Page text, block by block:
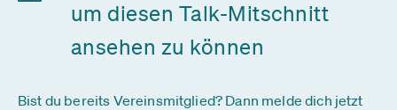
um diesen Talk-Mitschnitt
ansehen zu können
Bist du bereits Vereinsmitglied? Dann melde dich jetzt